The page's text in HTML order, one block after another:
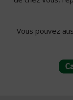
Vous pouvez